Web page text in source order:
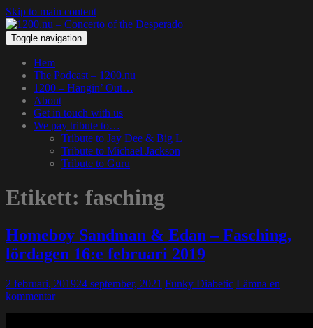
Skip to main content
Toggle navigation
Hem
The Podcast – 1200.nu
1200 – Hangin’ Out…
About
Get in touch with us
We pay tribute to…
Tribute to Jay Dee & Big L
Tribute to Michael Jackson
Tribute to Guru
Etikett: fasching
Homeboy Sandman & Edan – Fasching,
lördagen 16:e februari 2019
2 februari, 201924 september, 2021 Funky Diabetic Lämna en
kommentar